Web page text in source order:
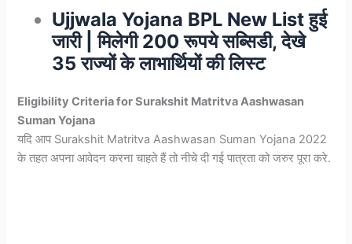
Ujjwala Yojana BPL New List हुई
जारी | मिलेगी 200 रूपये सब्सिडी, देखे
35 राज्यों के लाभार्थियों की लिस्ट
Eligibility Criteria for Surakshit Matritva Aashwasan
Suman Yojana
यदि आप Surakshit Matritva Aashwasan Suman Yojana 2022
के तहत अपना आवेदन करना चाहते हैं तो नीचे दी गई पात्रता को जरुर पूरा करे.